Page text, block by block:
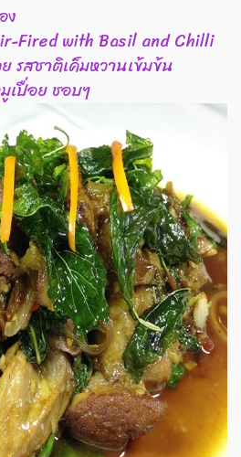
ง
Fired with Basil and Chilli
รสชาติเค็มหวานเข้มข้น
เปื่อย ชอบๆ